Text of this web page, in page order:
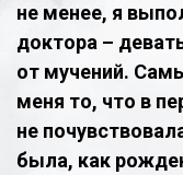
не менее, я
доктора –
от мучений.
меня то, что в
не
была, как